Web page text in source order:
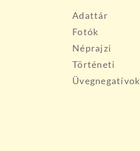
Adattár
Fotók
Néprajzi
Történeti
Üvegnegatívok